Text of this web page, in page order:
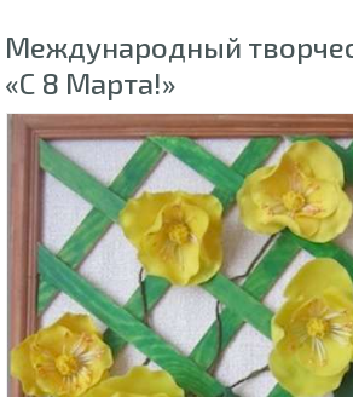
Международный
«С 8 Марта!»